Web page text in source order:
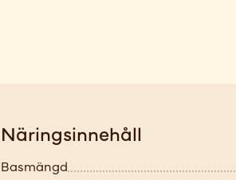
Näringsinnehåll
Basmängd